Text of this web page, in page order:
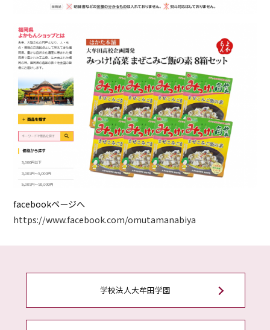
facebookページへ
https://www.facebook.com/omutamanabiya
学校法人大牟田学園